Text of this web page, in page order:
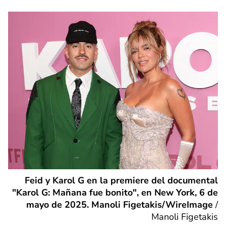
Feid y Karol G en la premiere del documental
"Karol G: Mañana fue bonito", en New York, 6 de
mayo de 2025. Manoli Figetakis/WireImage /
Manoli Figetakis